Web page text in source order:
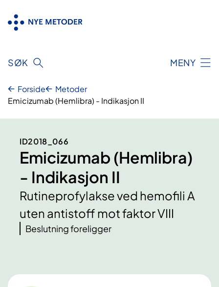
innhold
SØK MENY
Forside
Metoder
Emicizumab (Hemlibra) - Indikasjon II
ID2018_066
Emicizumab (Hemlibra)
- Indikasjon II
Rutineprofylakse ved hemofili A
uten antistoff mot faktor VIII
Beslutning foreligger